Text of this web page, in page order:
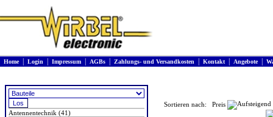
Home| Login Impressum AGBs Zahlungs- und Versandkosten Kontakt| Angebote|
Antennentechnik (41)
Sortieren nach: Preis